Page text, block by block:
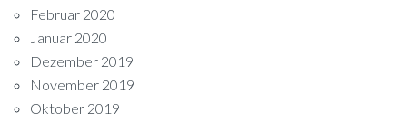
Februar 2020
Januar 2020
Dezember 2019
November 2019
Oktober 2019